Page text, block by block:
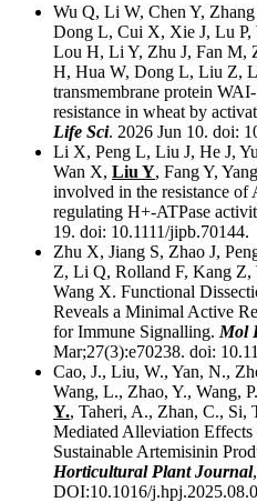
Wu Q, Li W, Chen Y,
Dong L, Cui X, Xie J, Lu P,
Lou H, Li Y, Zhu J, Fan M,
H, Hua W, Dong L, Liu Z,
transmembrane protein
resistance in wheat by
Life Sci. 2026 Jun 10. doi:
Li X, Peng L, Liu J, He J,
Wan X, Liu Y, Fang Y,
involved in the resistance of
regulating H+-ATPase
19. doi: 10.1111/jipb.70144.
Zhu X, Jiang S, Zhao J,
Z, Li Q, Rolland F, Kang Z,
Wang X. Functional
Reveals a Minimal Active
for Immune Signalling. Mol
Mar;27(3):e70238. doi:
Cao, J., Liu, W., Yan, N.,
Wang, L., Zhao, Y., Wang,
Y., Taheri, A., Zhan, C., Si,
Mediated Alleviation
Sustainable Artemisinin
Horticultural Plant Journal
DOI:10.1016/